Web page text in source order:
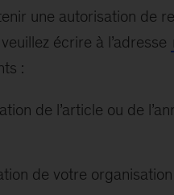
une autorisation de
écrire à l’adresse
:
de l’article ou de
de votre organisation